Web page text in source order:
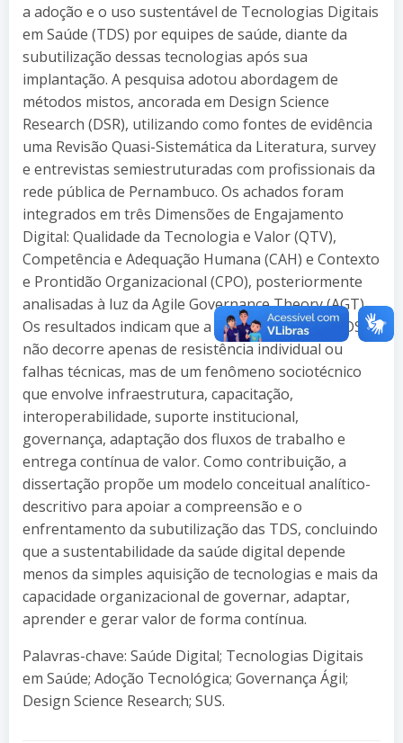
a adoção e o uso sustentável de Tecnologias Digitais
em Saúde (TDS) por equipes de saúde, diante da
subutilização dessas tecnologias após sua
implantação. A pesquisa adotou abordagem de
métodos mistos, ancorada em Design Science
Research (DSR), utilizando como fontes de evidência
uma Revisão Quasi-Sistemática da Literatura, survey
e entrevistas semiestruturadas com profissionais da
rede pública de Pernambuco. Os achados foram
integrados em três Dimensões de Engajamento
Digital: Qualidade da Tecnologia e Valor (QTV),
Competência e Adequação Humana (CAH) e Contexto
e Prontidão Organizacional (CPO), posteriormente
analisadas à luz da Agile Governance Theory (AGT).
Os resultados indicam que a baixa adoção das TDS
não decorre apenas de resistência individual ou
falhas técnicas, mas de um fenômeno sociotécnico
que envolve infraestrutura, capacitação,
interoperabilidade, suporte institucional,
governança, adaptação dos fluxos de trabalho e
entrega contínua de valor. Como contribuição, a
dissertação propõe um modelo conceitual analítico-
descritivo para apoiar a compreensão e o
enfrentamento da subutilização das TDS, concluindo
que a sustentabilidade da saúde digital depende
menos da simples aquisição de tecnologias e mais da
capacidade organizacional de governar, adaptar,
aprender e gerar valor de forma contínua.
Palavras-chave: Saúde Digital; Tecnologias Digitais
em Saúde; Adoção Tecnológica; Governança Ágil;
Design Science Research; SUS.